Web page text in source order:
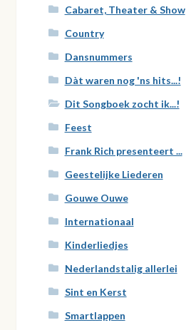
Cabaret, Theater & Show
Country
Dansnummers
Dàt waren nog 'ns hits...!
Dit Songboek zocht ik...!
Feest
Frank Rich presenteert ...
Geestelijke Liederen
Gouwe Ouwe
Internationaal
Kinderliedjes
Nederlandstalig allerlei
Sint en Kerst
Smartlappen